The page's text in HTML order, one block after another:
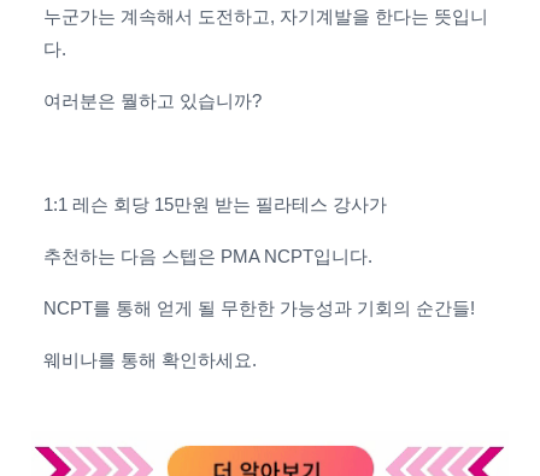
누군가는 계속해서 도전하고, 자기계발을 한다는 뜻입니
다.
여러분은 뭘하고 있습니까?
1:1 레슨 회당 15만원 받는 필라테스 강사가
추천하는 다음 스텝은 PMA NCPT입니다.
NCPT를 통해 얻게 될 무한한 가능성과 기회의 순간들!
웨비나를 통해 확인하세요.